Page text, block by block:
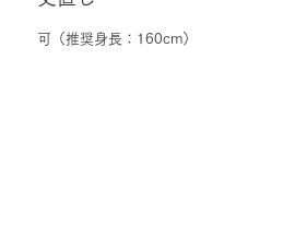
可（推奨身長：160cm）